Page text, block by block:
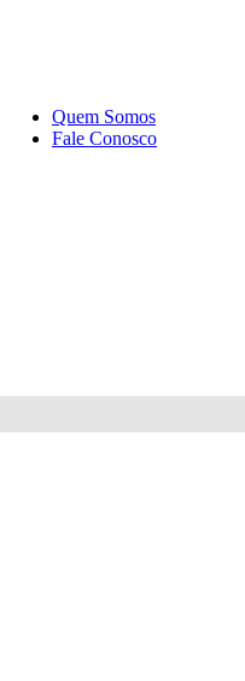
Quem Somos
Fale Conosco